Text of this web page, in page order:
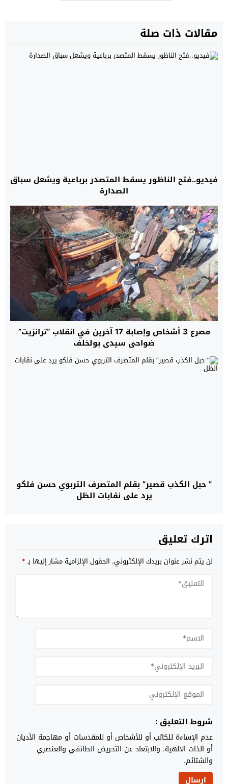
مقالات ذات صلة
فيديو..فتح الناظور يسقط المتصدر برباعية ويشعل سباق
الصدارة
مصرع 3 أشخاص وإصابة 17 آخرين في انقلاب “ترانزيت”
ضواحي سيدي بولخلف
” حبل الكذب قصير” بقلم المتصرف التربوي حسن فلكو
يرد على نقابات الظل
اترك تعليق
لن يتم نشر عنوان بريدك الإلكتروني. الحقول الإلزامية مشار إليها بـ*
شروط التعليق :
عدم الإساءة للكاتب أو للأشخاص أو للمقدسات أو مهاجمة الأديان
أو الذات الالهية. والابتعاد عن التحريض الطائفي والعنصري
والشتائم.